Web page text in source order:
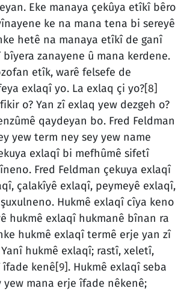
Eke manaya çekûya etîkî bêro
ke na mana tena bi sereyê
hetê na manaya etîkî de ganî
zanayene û mana kerdene.
etîk, warê felsefe de
exlaqî yo. La exlaq çi yo?[8]
o? Yan zî exlaq yew dezgeh o?
qaydeyan bo. Fred Feldman
yew term ney sey yew name
exlaqî bi mefhûmê sifetî
Fred Feldman çekuya exlaqî
çalakîyê exlaqî, peymeyê exlaqî,
Hukmê exlaqî cîya keno
hukmê exlaqî hukmanê bînan ra
hukmê exlaqî termê erje yan zî
hukmê exlaqî; rastî, xeletî,
îfade kenê[9]. Hukmê exlaqî seba
yew mana erje îfade nêkenê;